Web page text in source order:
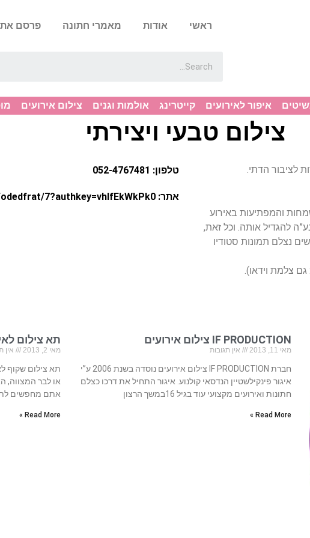
ראשי אודות מאמרי חתונה פרסם
איפור לאירועים קייטרינג אולמות וגנים צילום אירועים
צילום טבעי ויצירתי
והמפתיעות באירוע
להגדיל אותה. וכל זאת,
נצלם תמונות סטודיו
צלמת וידאו).
טלפון: 052-4767481
אתר: http://picasaweb.google.com/odedfrat/7?authkey=vhIfEkWkPk0
IF PRODUCTION צילום אירועים
מאי 11, 2013 אין תגובות
חברת IF PRODUCTION צילום אירועים נוסדה בשנת 2006 ע”י
איגור פינקילשטיין הנדסאי קולנוע.​​​​ איגור התחיל את דרכו כצלם
חתונות ואירועים מקצועי עוד בגיל 16במשך הרצון
Read More »
תא צילום
מאי 2, 2013 אין
תא צילום שקוף
או לבר המצווה,
אתם מחפשים
Read More »